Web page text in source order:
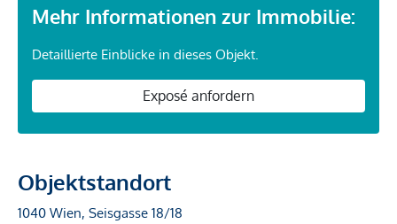
Mehr Informationen zur Immobilie:
Detaillierte Einblicke in dieses Objekt.
Exposé anfordern
Objektstandort
1040 Wien, Seisgasse 18/18